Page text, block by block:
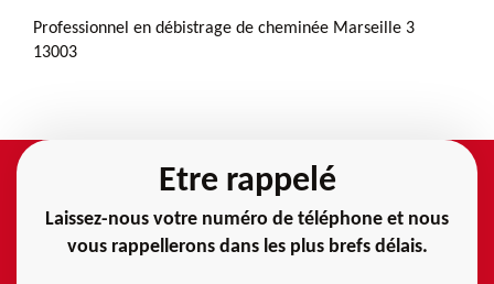
Professionnel en débistrage de cheminée Marseille 3
13003
Etre rappelé
Laissez-nous votre numéro de téléphone et nous
vous rappellerons dans les plus brefs délais.